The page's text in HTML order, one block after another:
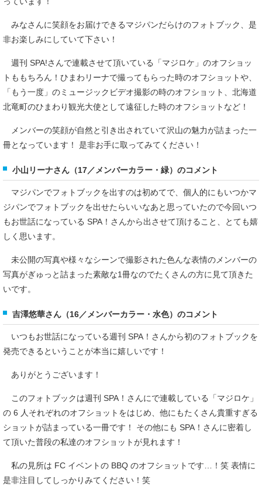
みなさんに笑顔をお届けできるマジパンだらけのフォトブック、是
非お楽しみにしていて下さい！
週刊 SPA!さんで連載させて頂いている「マジロケ」のオフショッ
トももちろん！ひまわリーナで撮ってもらった時のオフショットや、
「もう一度」のミュージックビデオ撮影の時のオフショット、北海道
北竜町のひまわり観光大使として遠征した時のオフショットなど！
メンバーの笑顔が自然と引き出されていて沢山の魅力が詰まった一
冊となっています！ 是非お手に取ってみてください！
小山リーナさん（17／メンバーカラー・緑）のコメント
マジパンでフォトブックを出すのは初めてで、個人的にもいつかマ
ジパンでフォトブックを出せたらいいなあと思っていたので今回いつ
もお世話になっている SPA！さんから出させて頂けること、とても嬉
しく思います。
未公開の写真や様々なシーンで撮影された色んな表情のメンバーの
写真がぎゅっと詰まった素敵な1冊なのでたくさんの方に見て頂きた
いです。
吉澤悠華さん（16／メンバーカラー・水色）のコメント
いつもお世話になっている週刊 SPA！さんから初のフォトブックを
発売できるということが本当に嬉しいです！
ありがとうございます！
このフォトブックは週刊 SPA！さんにで連載している「マジロケ」
の 6 人それぞれのオフショットをはじめ、他にもたくさん貴重すぎる
ショットが詰まっている一冊です！ その他にも SPA！さんに密着し
て頂いた普段の私達のオフショットが見れます！
私の見所は FC イベントの BBQ のオフショットです…！笑 表情に
是非注目してしっかりみてください！笑